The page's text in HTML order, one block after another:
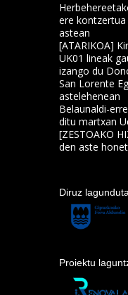
ere
astean
[ATARIKOA]
UK01 lineak
izango du
San Lorente
astelehenean
Belaunaldi-
ditu martxan
[ZESTOAKO
den aste
Diruz
Proiektu